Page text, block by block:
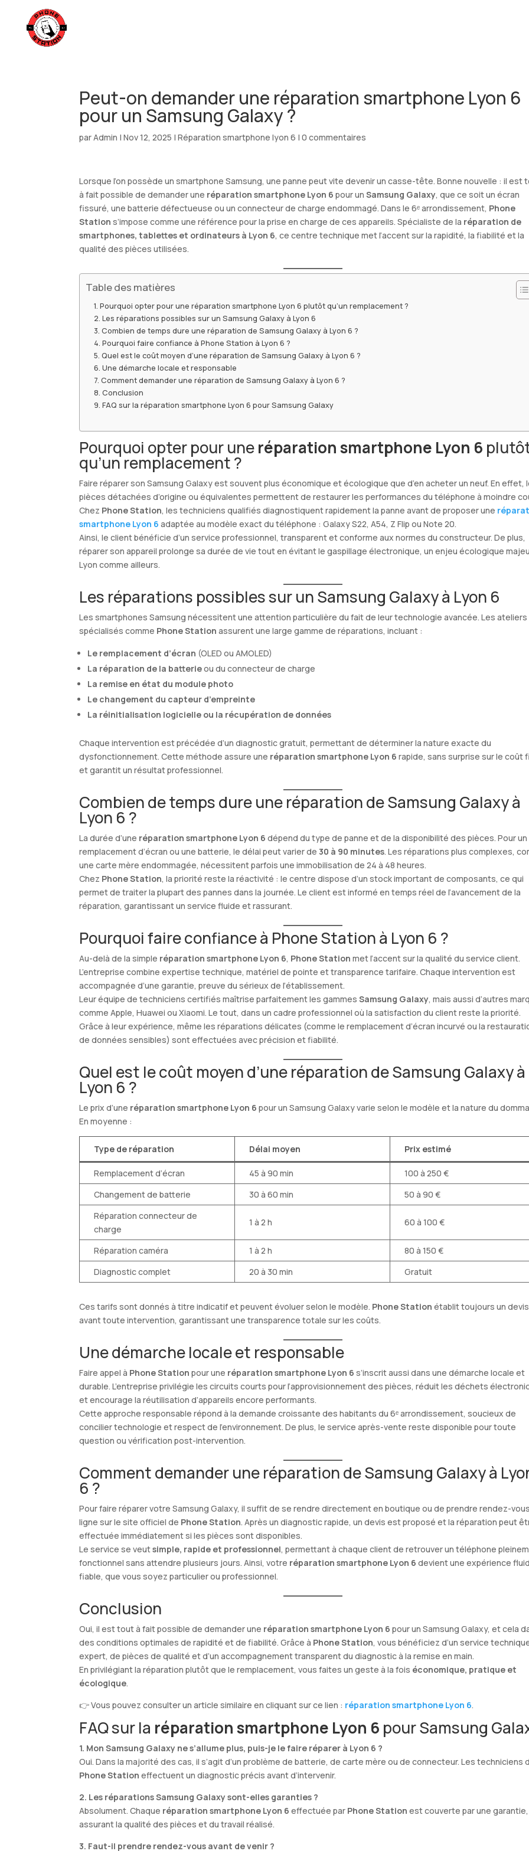
Peut-on demander une réparation smartphone Lyon 6
pour un Samsung Galaxy ?
parAdmin |Nov 12, 2025 |Réparation smartphone lyon 6 |0 commentaires
Lorsque l’on possède un smartphone Samsung, une panne peut vite devenir un casse-tête. Bonne nouvelle : il est
à fait possible de demander une réparation smartphone Lyon 6 pour unSamsung Galaxy, que ce soit un écran
fissuré, une batterie défectueuse ou un connecteur de charge endommagé. Dans le 6ᵉ arrondissement, Phone
Station s’impose comme une référence pour la prise en charge de ces appareils. Spécialiste de la réparation de
smartphones, tablettes et ordinateurs à Lyon 6, ce centre technique met l’accent sur la rapidité, la fiabilité et la
qualité des pièces utilisées.
Table des matières
Pourquoi opter pour une réparation smartphone Lyon 6 plutôt qu’un remplacement ?
Les réparations possibles sur un Samsung Galaxy à Lyon 6
Combien de temps dure une réparation de Samsung Galaxy à Lyon 6 ?
Pourquoi faire confiance à Phone Station à Lyon 6 ?
Quel est le coût moyen d’une réparation de Samsung Galaxy à Lyon 6 ?
Une démarche locale et responsable
Comment demander une réparation de Samsung Galaxy à Lyon 6 ?
Conclusion
FAQ sur la réparation smartphone Lyon 6 pour Samsung Galaxy
Pourquoi opter pour uneréparation smartphone Lyon 6
qu’un remplacement ?
Faire réparer son Samsung Galaxy est souvent plus économique et écologique que d’en acheter un neuf. En effet,
pièces détachées d’origine ou équivalentes permettent de restaurer les performances du téléphone à moindre
Chez Phone Station, les techniciens qualifiés diagnostiquent rapidement la panne avant de proposer une
smartphone Lyon 6 adaptée au modèle exact du téléphone : Galaxy S22, A54, Z Flip ou Note 20.
Ainsi, le client bénéficie d’un service professionnel, transparent et conforme aux normes du constructeur. De plus,
réparer son appareil prolonge sa durée de vie tout en évitant le gaspillage électronique, un enjeu écologique
Lyon comme ailleurs.
Les réparations possibles sur un Samsung Galaxy à Lyon 6
Les smartphones Samsung nécessitent une attention particulière du fait de leur technologie avancée. Les ateliers
spécialisés comme Phone Station assurent une large gamme de réparations, incluant :
Le remplacement d’écran (OLED ou AMOLED)
La réparation de la batterieou du connecteur de charge
La remise en état du module photo
Le changement du capteur d’empreinte
La réinitialisation logicielle ou la récupération de données
Chaque intervention est précédée d’un diagnostic gratuit, permettant de déterminer la nature exacte du
dysfonctionnement. Cette méthode assure une réparation smartphone Lyon 6 rapide, sans surprise sur le coût
et garantit un résultat professionnel.
Combien de temps dure une réparation de Samsung Galaxy à
Lyon 6 ?
La durée d’une réparation smartphone Lyon 6 dépend du type de panne et de la disponibilité des pièces. Pour un
remplacement d’écran ou une batterie, le délai peut varier de 30 à 90 minutes. Les réparations plus complexes,
une carte mère endommagée, nécessitent parfois une immobilisation de 24 à 48 heures.
Chez Phone Station, la priorité reste la réactivité : le centre dispose d’un stock important de composants, ce qui
permet de traiter la plupart des pannes dans la journée. Le client est informé en temps réel de l’avancement de la
réparation, garantissant un service fluide et rassurant.
Pourquoi faire confiance à Phone Station à Lyon 6 ?
Au-delà de la simple réparation smartphone Lyon 6, Phone Station met l’accent sur la qualité du service client.
L’entreprise combine expertise technique, matériel de pointe et transparence tarifaire. Chaque intervention est
accompagnée d’une garantie, preuve du sérieux de l’établissement.
Leur équipe de techniciens certifiés maîtrise parfaitement les gammesSamsung Galaxy, mais aussi d’autres
comme Apple, Huawei ou Xiaomi. Le tout, dans un cadre professionnel où la satisfaction du client reste la priorité.
Grâce à leur expérience, même les réparations délicates (comme le remplacement d’écran incurvé ou la
de données sensibles) sont effectuées avec précision et fiabilité.
Quel est le coût moyen d’une réparation de Samsung Galaxy à
Lyon 6 ?
Le prix d’une réparation smartphone Lyon 6 pour un Samsung Galaxy varie selon le modèle et la nature du
En moyenne :
Type de réparation Délai moyen Prix estimé
Remplacement d’écran 45 à 90 min
100 à 250 €
Changement de batterie
30 à 60 min
50 à 90 €
Réparation connecteur de
charge
1 à 2 h 60 à 100 €
Réparation caméra 1 à 2 h
80 à 150 €
Diagnostic complet
20 à 30 min Gratuit
Ces tarifs sont donnés à titre indicatif et peuvent évoluer selon le modèle. Phone Station établit toujours un devis
avant toute intervention, garantissant une transparence totale sur les coûts.
Une démarche locale et responsable
Faire appel à Phone Station pour une réparation smartphone Lyon 6 s’inscrit aussi dans une démarche locale et
durable. L’entreprise privilégie les circuits courts pour l’approvisionnement des pièces, réduit les déchets
et encourage la réutilisation d’appareils encore performants.
Cette approche responsable répond à la demande croissante des habitants du 6ᵉ arrondissement, soucieux de
concilier technologie et respect de l’environnement. De plus, le service après-vente reste disponible pour toute
question ou vérification post-intervention.
Comment demander une réparation de Samsung Galaxy à
6 ?
Pour faire réparer votre Samsung Galaxy, il suffit de se rendre directement en boutique ou de prendre rendez-
ligne sur le site officiel de Phone Station. Après un diagnostic rapide, un devis est proposé et la réparation peut
effectuée immédiatement si les pièces sont disponibles.
Le service se veutsimple, rapide et professionnel, permettant à chaque client de retrouver un téléphone
fonctionnel sans attendre plusieurs jours. Ainsi, votre réparation smartphone Lyon 6 devient une expérience
fiable, que vous soyez particulier ou professionnel.
Conclusion
Oui, il est tout à fait possible de demander une réparation smartphone Lyon 6 pour un Samsung Galaxy, et cela
des conditions optimales de rapidité et de fiabilité. Grâce à Phone Station, vous bénéficiez d’un service
expert, de pièces de qualité et d’un accompagnement transparent du diagnostic à la remise en main.
En privilégiant la réparation plutôt que le remplacement, vous faites un geste à la fois économique, pratique et
écologique.
👉 Vous pouvez consulter un article similaire en cliquant sur ce lien : réparation smartphone Lyon 6.
FAQ sur la réparation smartphone Lyon 6 pour Samsung
1. Mon Samsung Galaxy ne s’allume plus, puis-je le faire réparer à Lyon 6 ?
Oui. Dans la majorité des cas, il s’agit d’un problème de batterie, de carte mère ou de connecteur. Les techniciens
Phone Station effectuent un diagnostic précis avant d’intervenir.
2. Les réparations Samsung Galaxy sont-elles garanties ?
Absolument. Chaque réparation smartphone Lyon 6 effectuée par Phone Station est couverte par une garantie,
assurant la qualité des pièces et du travail réalisé.
3. Faut-il prendre rendez-vous avant de venir ?